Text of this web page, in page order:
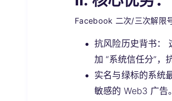
Facebook 二次/三次解限
抗风险历史背书：
加 “系统信任分”，
实名与绿标的系统
敏感的 Web3 广告。